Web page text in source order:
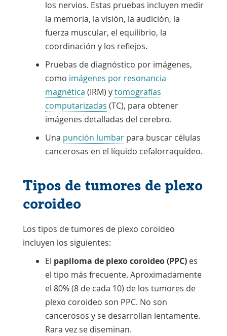
los nervios. Estas pruebas incluyen medir
la memoria, la visión, la audición, la
fuerza muscular, el equilibrio, la
coordinación y los reflejos.
Pruebas de diagnóstico por imágenes,
como imágenes por resonancia
magnética (IRM) ytomografías
computarizadas (TC), para obtener
imágenes detalladas del cerebro.
Una punción lumbarpara buscar células
cancerosas en el líquido cefalorraquídeo.
Tipos de tumores de plexo
coroideo
Los tipos de tumores de plexo coroideo
incluyen los siguientes:
El papiloma de plexo coroideo (PPC) es
el tipo más frecuente. Aproximadamente
el 80% (8 de cada 10) de los tumores de
plexo coroideo son PPC. No son
cancerosos y se desarrollan lentamente.
Rara vez se diseminan.